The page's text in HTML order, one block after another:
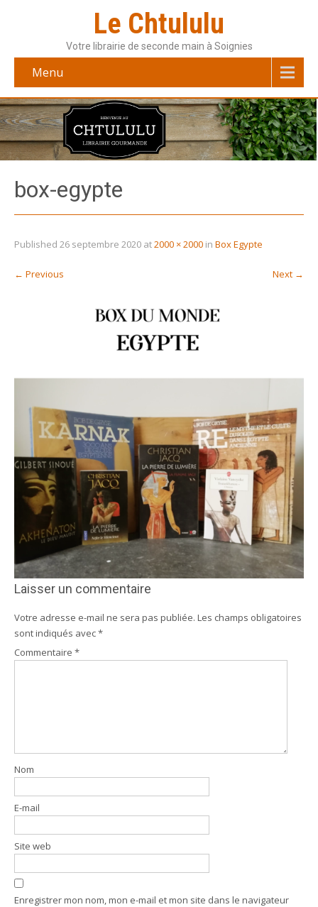
Le Chtululu
Votre librairie de seconde main à Soignies
Menu
box-egypte
Published 26 septembre 2020 at2000 × 2000 in Box Egypte
← Previous Next →
Laisser un commentaire
Votre adresse e-mail ne sera pas publiée. Les champs obligatoires
sont indiqués avec*
Commentaire *
Nom
E-mail
Site web
Enregistrer mon nom, mon e-mail et mon site dans le navigateur